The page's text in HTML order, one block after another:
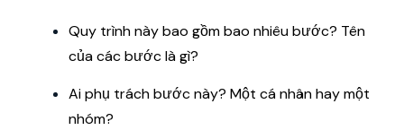
Quy trình này bao gồm bao nhiêu bước? Tên
của các bước là gì?
Ai phụ trách bước này? Một cá nhân hay một
nhóm?